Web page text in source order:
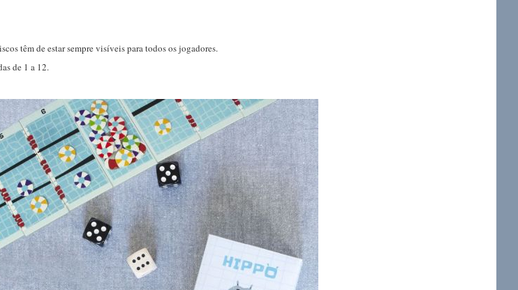
têm de estar sempre visíveis para todos os jogadores.
de 1 a 12.